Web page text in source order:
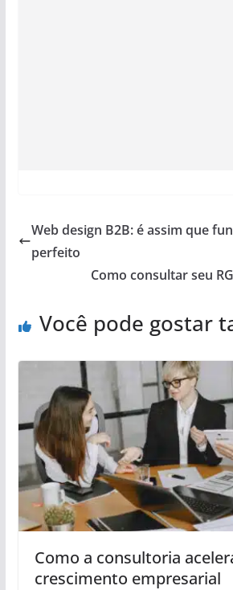
Web design B2B: é assim que
perfeito
Como consultar seu
Você pode gostar
Como a consultoria
crescimento empresarial